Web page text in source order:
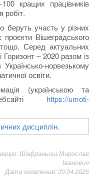
кращих працівників
робіт.
беруть участь у різних
Вішеградського
Серед актуальних
Горизонт – 2020 разом із
норвезькому
освіти.
(українською та
https://umoti-
Шафраньош Мирослав
Іванович
Дата оновлення: 30.04.2025